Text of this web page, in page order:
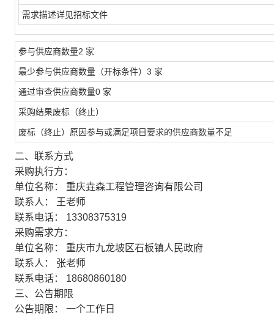
需求描述详见招标文件
参与供应商数量2 家
最少参与供应商数量（开标条件） 3 家
通过审查供应商数量0 家
采购结果废标（终止）
废标（终止）原因参与或满足项目要求的供应商数量不足
二、联系方式
采购执行方：
单位名称：
重庆垚森工程管理咨询有限公司
联系人：
王老师
联系电话：
13308375319
采购需求方：
单位名称：
重庆市九龙坡区石板镇人民政府
联系人：
张老师
联系电话：
18680860180
三、公告期限
公告期限：
一个工作日